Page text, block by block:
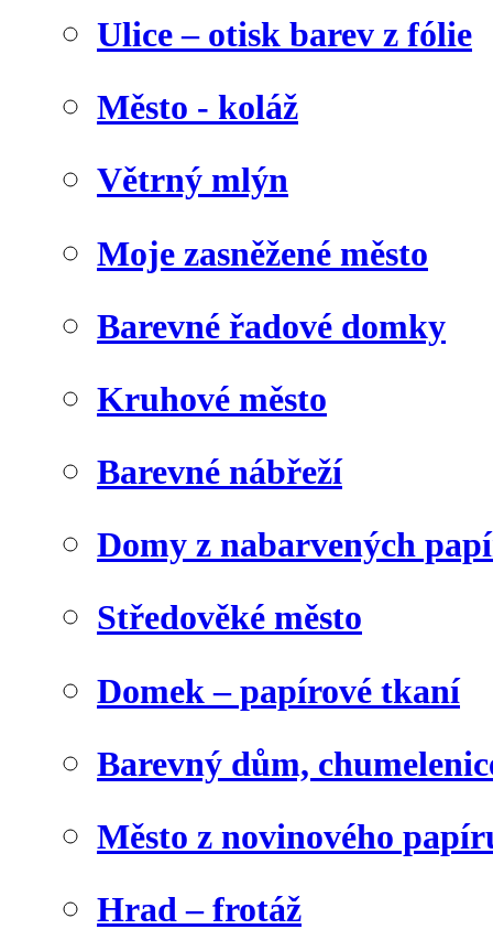
Ulice – otisk barev z fólie
Město - koláž
Větrný mlýn
Moje zasněžené město
Barevné řadové domky
Kruhové město
Barevné nábřeží
Domy z nabarvených
Středověké město
Domek – papírové tkaní
Barevný dům,
Město z novinového
Hrad – frotáž